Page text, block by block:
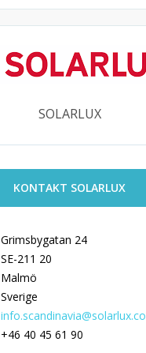
SOLARLUX
KONTAKT SOLARLUX
Grimsbygatan 24
SE-211 20
Malmö
Sverige
+46 40 45 61 90